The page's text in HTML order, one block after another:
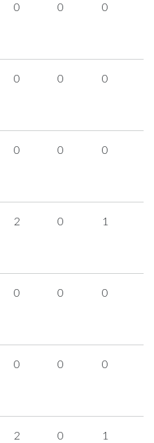
0 0 0
0 0 0
0 0 0
2 0 1
0 0 0
0 0 0
2 0 1